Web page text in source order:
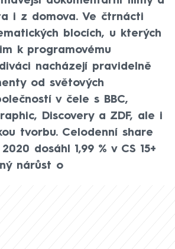
i z domova. Ve čtrnácti
blocích, u kterých
k programovému
nacházejí pravidelně
od světových
v čele s BBC,
Discovery a ZDF, ale i
tvorbu. Celodenní share
dosáhl 1,99 % v CS 15+
nárůst o